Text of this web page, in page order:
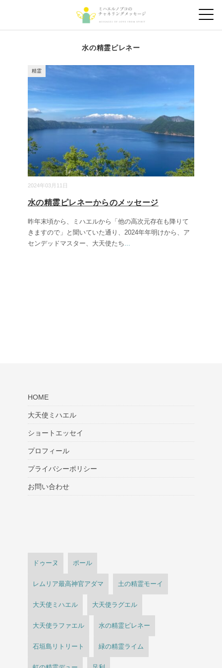
水の精霊ピレネー
2024年03月11日
精霊
水の精霊ピレネーからのメッセージ
昨年末頃から、ミハエルから「他の高次元存在も降りて
きますので」と聞いていた通り、2024年年明けから、ア
センデッドマスター、大天使たち...
HOME
大天使ミハエル
ショートエッセイ
プロフィール
プライバシーポリシー
お問い合わせ
ドゥーヌ ポール
レムリア最高神官アダマ 土の精霊モーイ
大天使ミハエル 大天使ラグエル
大天使ラファエル 水の精霊ピレネー
石垣島リトリート 緑の精霊ライム